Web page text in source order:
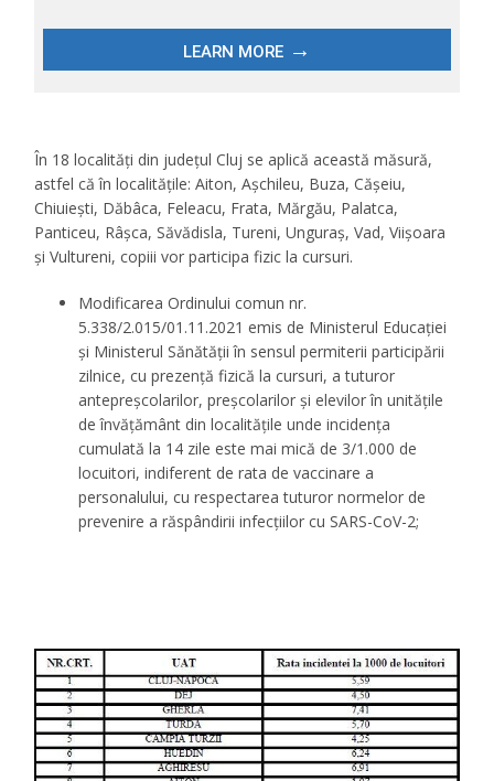
În 18 localități din județul Cluj se aplică această măsură,
astfel că în localitățile: Aiton, Așchileu, Buza, Cășeiu,
Chiuiești, Dăbâca, Feleacu, Frata, Mărgău, Palatca,
Panticeu, Râșca, Săvădisla, Tureni, Unguraș, Vad, Viișoara
și Vultureni, copiii vor participa fizic la cursuri.
Modificarea Ordinului comun nr.
5.338/2.015/01.11.2021 emis de Ministerul Educației
și Ministerul Sănătății în sensul permiterii participării
zilnice, cu prezență fizică la cursuri, a tuturor
antepreșcolarilor, preșcolarilor și elevilor în unitățile
de învățământ din localitățile unde incidența
cumulată la 14 zile este mai mică de 3/1.000 de
locuitori, indiferent de rata de vaccinare a
personalului, cu respectarea tuturor normelor de
prevenire a răspândirii infecțiilor cu SARS-CoV-2;